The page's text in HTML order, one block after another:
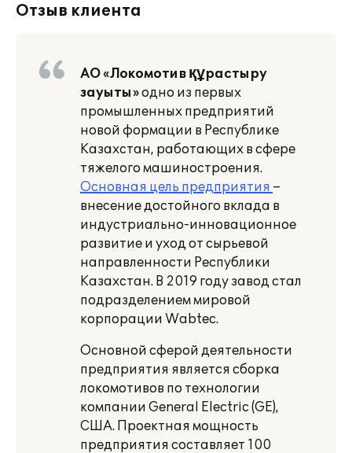
Отзыв клиента
АО «Локомотив құрастыру
зауыты»одно из первых
промышленных предприятий
новой формации в Республике
Казахстан, работающих в сфере
тяжелого машиностроения.
Основная цель предприятия –
внесение достойного вклада в
индустриально-инновационное
развитие и уход от сырьевой
направленности Республики
Казахстан. В 2019 году завод стал
подразделением мировой
корпорации Wabtec.
Основной сферой деятельности
предприятия является сборка
локомотивов по технологии
компании General Electric (GE),
США. Проектная мощность
предприятия составляет 100